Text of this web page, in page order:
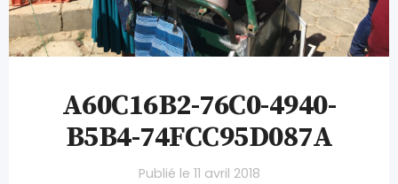
A60C16B2-76C0-4940-
B5B4-74FCC95D087A
Publié le 11 avril 2018